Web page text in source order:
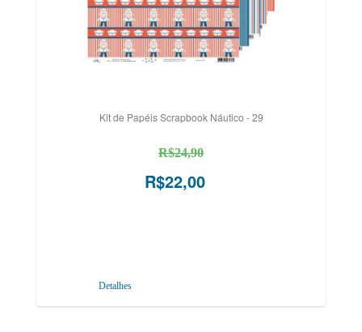
Kit de Papéis Scrapbook Náutico - 29
R$24,90
R$22,00
Detalhes